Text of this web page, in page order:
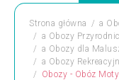
Strona główna a
a Obozy
a Obozy dla
a Obozy
Obozy - Obóz